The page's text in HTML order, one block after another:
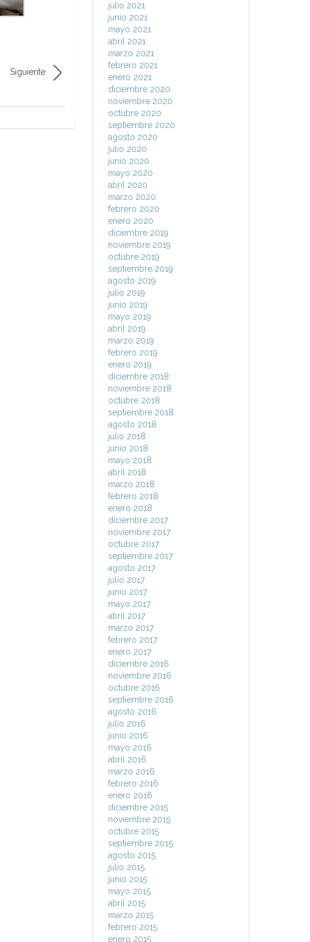
Siguiente
julio 2021
junio 2021
mayo 2021
abril 2021
marzo 2021
febrero 2021
enero 2021
diciembre 2020
noviembre 2020
octubre 2020
septiembre 2020
agosto 2020
julio 2020
junio 2020
mayo 2020
abril 2020
marzo 2020
febrero 2020
enero 2020
diciembre 2019
noviembre 2019
octubre 2019
septiembre 2019
agosto 2019
julio 2019
junio 2019
mayo 2019
abril 2019
marzo 2019
febrero 2019
enero 2019
diciembre 2018
noviembre 2018
octubre 2018
septiembre 2018
agosto 2018
julio 2018
junio 2018
mayo 2018
abril 2018
marzo 2018
febrero 2018
enero 2018
diciembre 2017
noviembre 2017
octubre 2017
septiembre 2017
agosto 2017
julio 2017
junio 2017
mayo 2017
abril 2017
marzo 2017
febrero 2017
enero 2017
diciembre 2016
noviembre 2016
octubre 2016
septiembre 2016
agosto 2016
julio 2016
junio 2016
mayo 2016
abril 2016
marzo 2016
febrero 2016
enero 2016
diciembre 2015
noviembre 2015
octubre 2015
septiembre 2015
agosto 2015
julio 2015
junio 2015
mayo 2015
abril 2015
marzo 2015
febrero 2015
enero 2015